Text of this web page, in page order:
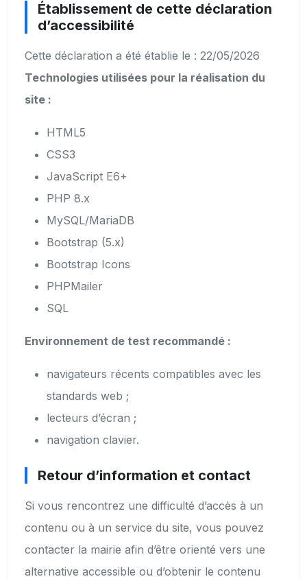
Établissement de cette déclaration
d’accessibilité
Cette déclaration a été établie le : 22/05/2026
Technologies utilisées pour la réalisation du
site :
HTML5
CSS3
JavaScript E6+
PHP 8.x
MySQL/MariaDB
Bootstrap (5.x)
Bootstrap Icons
PHPMailer
SQL
Environnement de test recommandé :
navigateurs récents compatibles avec les
standards web ;
lecteurs d’écran ;
navigation clavier.
Retour d’information et contact
Si vous rencontrez une difficulté d’accès à un
contenu ou à un service du site, vous pouvez
contacter la mairie afin d’être orienté vers une
alternative accessible ou d’obtenir le contenu